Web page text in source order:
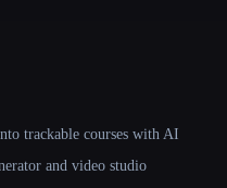
trackable courses with AI
and video studio